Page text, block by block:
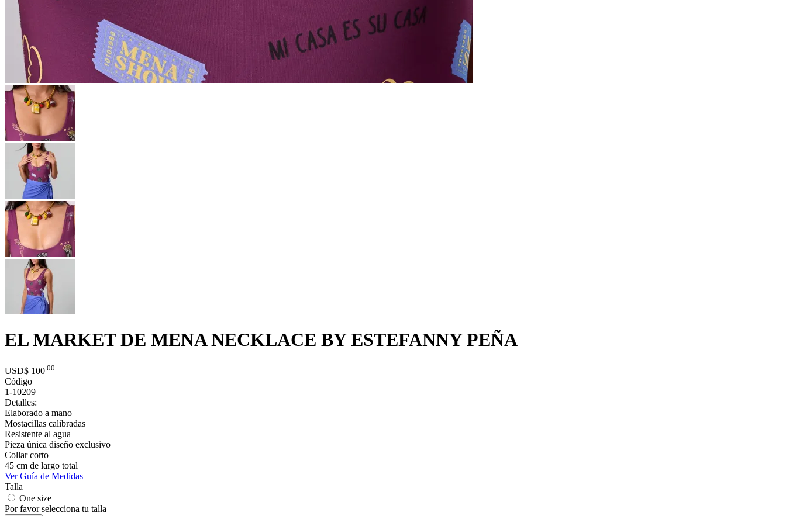
EL MARKET DE MENA NECKLACE BY ESTEFANNY PEÑA
USD$ 100 .00
Código
1-10209
Detalles:
Elaborado a mano
Mostacillas calibradas
Resistente al agua
Pieza única diseño exclusivo
Collar corto
45 cm de largo total
Ver Guía de Medidas
Talla
One size
Por favor selecciona tu talla